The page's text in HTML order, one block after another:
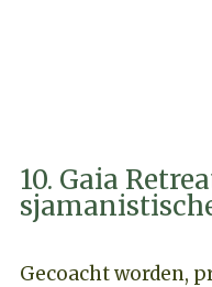
10. Gaia
Gecoacht worden,